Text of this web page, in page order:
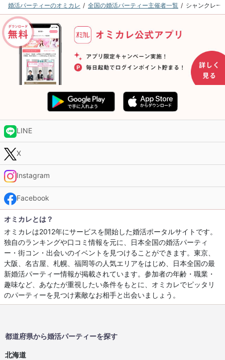
婚活パーティーのオミカレ 全国の婚活パーティー主催者一覧 シャンクレー
LINE
X
Instagram
Facebook
オミカレとは？
オミカレは2012年にサービスを開始した婚活ポータルサイトです。
独自のランキングや口コミ情報を元に、日本全国の婚活パーティ
ー・街コン・出会いのイベントを見つけることができます。東京、
大阪、名古屋、札幌、福岡等の人気エリアをはじめ、日本全国の最
新婚活パーティー情報が掲載されています。参加者の年齢・職業・
趣味など、あなたが重視したい条件をもとに、オミカレでピッタリ
のパーティーを見つけ素敵なお相手と出会いましょう。
都道府県から婚活パーティーを探す
北海道